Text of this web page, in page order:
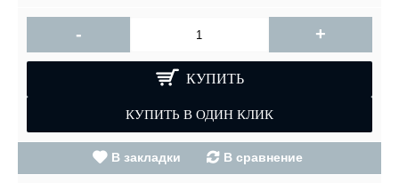
- +
КУПИТЬ
В закладки В сравнение